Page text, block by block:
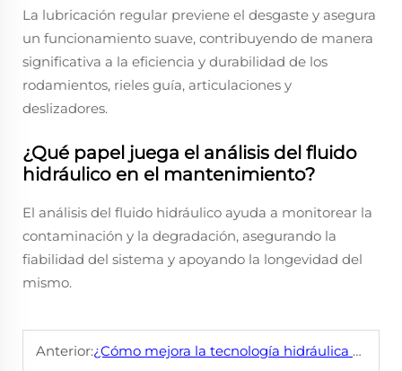
La lubricación regular previene el desgaste y asegura
un funcionamiento suave, contribuyendo de manera
significativa a la eficiencia y durabilidad de los
rodamientos, rieles guía, articulaciones y
deslizadores.
¿Qué papel juega el análisis del fluido
hidráulico en el mantenimiento?
El análisis del fluido hidráulico ayuda a monitorear la
contaminación y la degradación, asegurando la
fiabilidad del sistema y apoyando la longevidad del
mismo.
Anterior:¿Cómo mejora la tecnología hidráulica de servomotores el rendimiento de las máquinas niveladoras?